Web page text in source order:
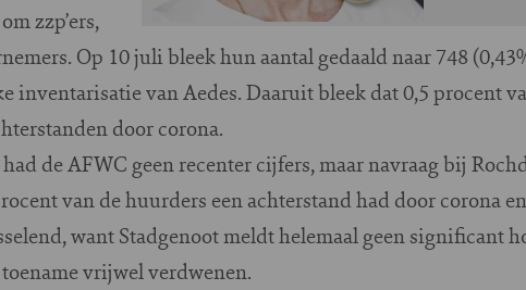
zzp’ers,
Op 10 juli bleek hun aantal gedaald naar 748
inventarisatie van Aedes. Daaruit bleek dat 0,5 procent
door corona.
de AFWC geen recenter cijfers, maar navraag bij
van de huurders een achterstand had door corona
want Stadgenoot meldt helemaal geen significant
vrijwel verdwenen.